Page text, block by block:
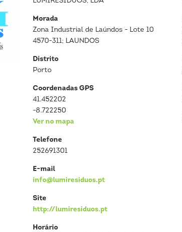
Morada
Zona Industrial de Laúndos - Lote 10
4570-311; LAUNDOS
Distrito
Porto
Coordenadas GPS
41.452202
-8.722250
Ver no mapa
Telefone
252691301
E-mail
info@lumiresiduos.pt
Site
http://lumiresiduos.pt
Horário